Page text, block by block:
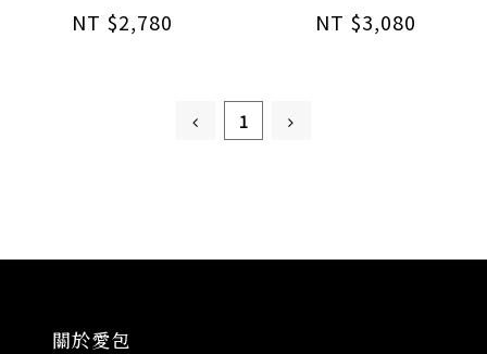
NT $2,780 NT $3,080
1
關於愛包